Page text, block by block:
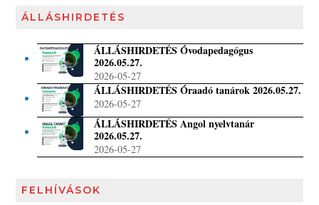
ÁLLÁSHIRDETÉS
ÁLLÁSHIRDETÉS Óvodapedagógus
2026.05.27.
2026-05-27
ÁLLÁSHIRDETÉS Óraadó tanárok 2026.05.27.
2026-05-27
ÁLLÁSHIRDETÉS Angol nyelvtanár
2026.05.27.
2026-05-27
FELHÍVÁSOK